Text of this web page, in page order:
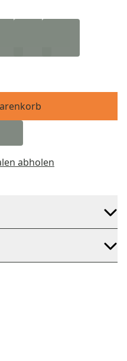
abholen